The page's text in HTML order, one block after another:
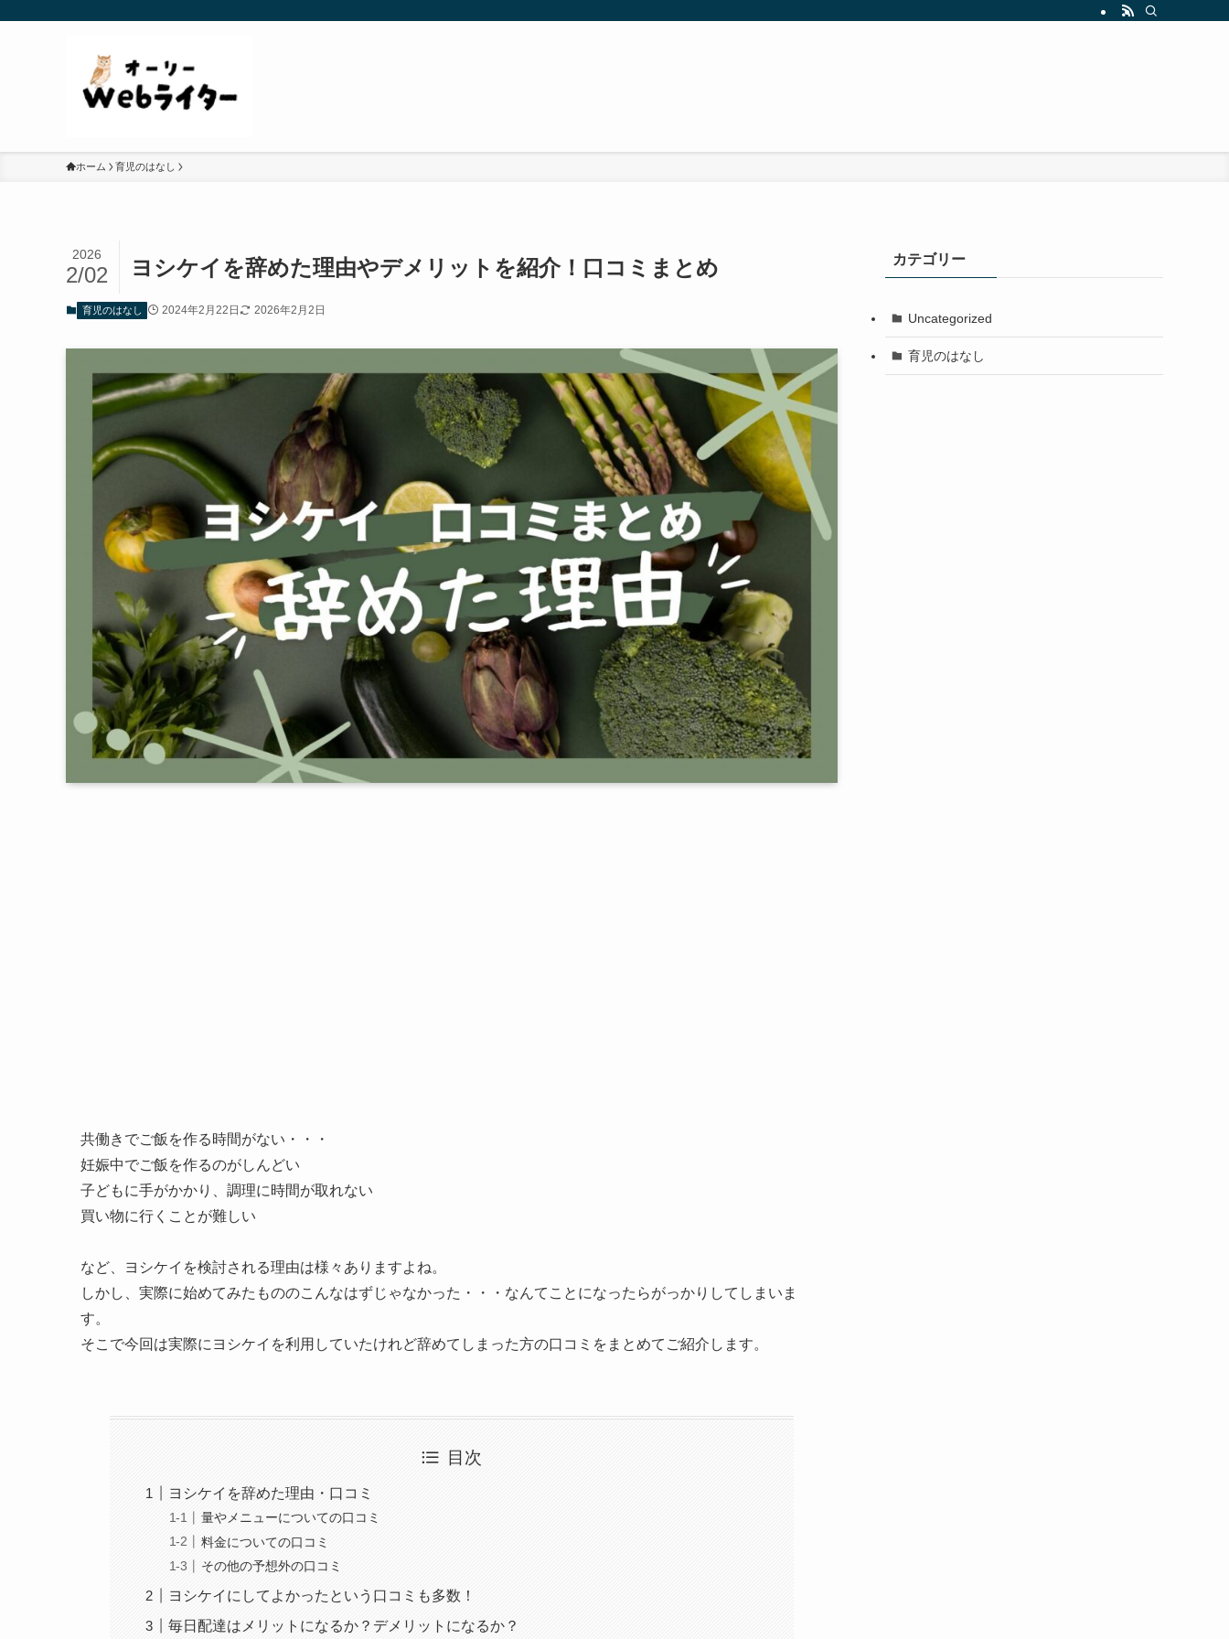
ホーム 育児のはなし
ヨシケイを辞めた理由やデメリットを紹介！口コミまとめ
2026
2/02
育児のはなし 2024年2月22日 2026年2月2日
共働きでご飯を作る時間がない・・・
妊娠中でご飯を作るのがしんどい
子どもに手がかかり、調理に時間が取れない
買い物に行くことが難しい
など、ヨシケイを検討される理由は様々ありますよね。
しかし、実際に始めてみたもののこんなはずじゃなかった・・・ なんてことになったらがっかりしてしまいま
す。
そこで今回は実際に ヨ シケイを利用していたけれど辞めてしまった方の口コミをまとめてご紹介 します。
目次
ヨシケイを辞めた理由・口コミ
量やメニューについての口コミ
料金についての口コミ
その他の予想外の口コミ
ヨシケイにしてよかったという口コミも多数！
毎日配達はメリットになるか？デメリットになるか？
カテゴリー
Uncategorized
育児のはなし